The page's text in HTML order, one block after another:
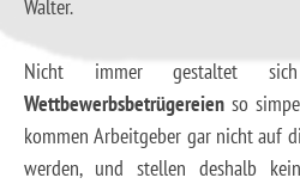
Walter.
Nicht immer gestaltet
Wettbewerbsbetrügereien so
kommen Arbeitgeber gar nicht auf
werden, und stellen deshalb